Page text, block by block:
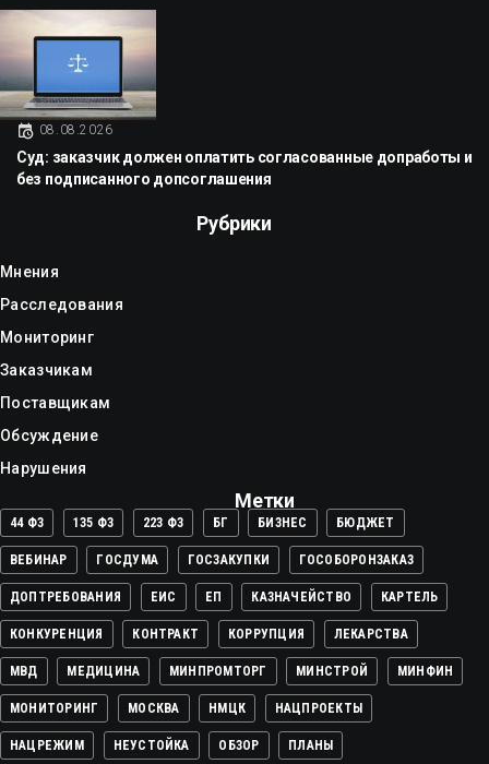
08.08.2026
Суд: заказчик должен оплатить согласованные допработы и
без подписанного допсоглашения
Рубрики
Мнения
Расследования
Мониторинг
Заказчикам
Поставщикам
Обсуждение
Нарушения
Метки
44 ФЗ 135 ФЗ 223 ФЗ БГ БИЗНЕС БЮДЖЕТ
ВЕБИНАР ГОСДУМА ГОСЗАКУПКИ ГОСОБОРОНЗАКАЗ
ДОПТРЕБОВАНИЯ ЕИС ЕП КАЗНАЧЕЙСТВО КАРТЕЛЬ
КОНКУРЕНЦИЯ КОНТРАКТ КОРРУПЦИЯ ЛЕКАРСТВА
МВД МЕДИЦИНА МИНПРОМТОРГ МИНСТРОЙ МИНФИН
МОНИТОРИНГ МОСКВА НМЦК НАЦПРОЕКТЫ
НАЦРЕЖИМ НЕУСТОЙКА ОБЗОР ПЛАНЫ